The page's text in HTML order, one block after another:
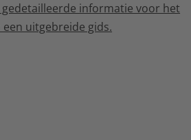
informatie voor het
uitgebreide gids.